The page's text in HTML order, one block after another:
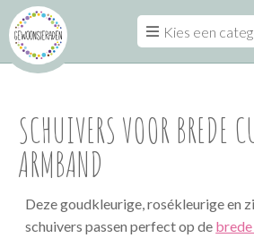
Kies een
SCHUIVERS VOOR BREDE
ARMBAND
Deze goudkleurige, rosékleurige en
schuivers passen perfect op de